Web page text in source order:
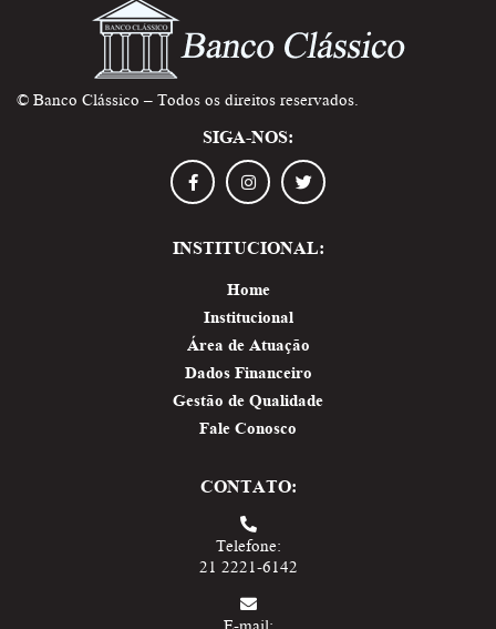
© Banco Clássico – Todos os direitos reservados.
SIGA-NOS:
INSTITUCIONAL:
Home
Institucional
Área de Atuação
Dados Financeiro
Gestão de Qualidade
Fale Conosco
CONTATO:
Telefone:
21 2221-6142